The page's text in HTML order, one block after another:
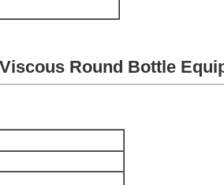
Round Bottle